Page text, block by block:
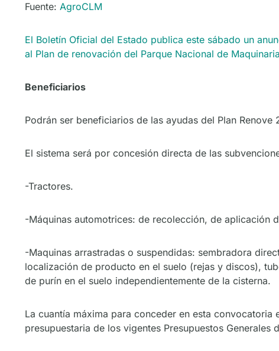
Fuente: AgroCLM
El Boletín Oficial del Estado publica este sábado un
al Plan de renovación del Parque Nacional de
Beneficiarios
Podrán ser beneficiarios de las ayudas del Plan
El sistema será por concesión directa de las
-Tractores.
-Máquinas automotrices: de recolección, de aplicación
-Maquinas arrastradas o suspendidas: sembradora
localización de producto en el suelo (rejas y discos),
de purín en el suelo independientemente de la cisterna.
La cuantía máxima para conceder en esta
presupuestaria de los vigentes Presupuestos Generales